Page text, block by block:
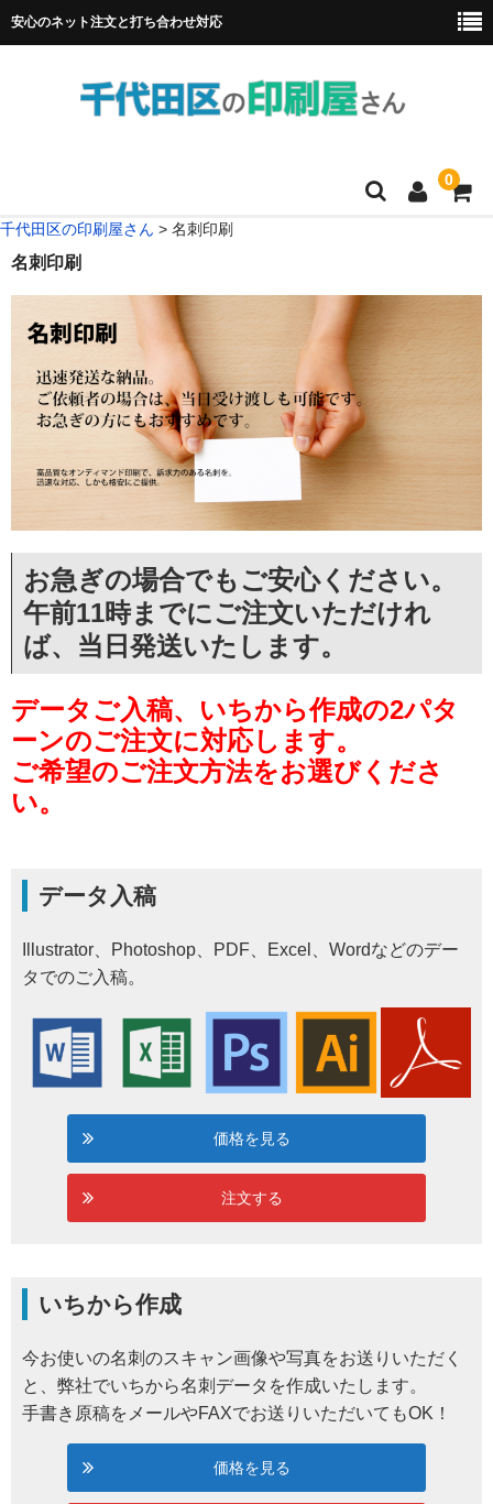
安心のネット注文と打ち合わせ対応
0
フルカラー冊子印刷
チラシ
名刺
リーフレット
ポスター
データの作り方
お問い合わせ
千代田区の印刷屋さん > 名刺印刷
名刺印刷
お急ぎの場合でもご安心ください。
午前11時までにご注文いただけれ
ば、当日発送いたします。
データご入稿、いちから作成の2パタ
ーンのご注文に対応します。
ご希望のご注文方法をお選びくださ
い。
データ入稿
Illustrator、Photoshop、PDF、Excel、Wordなどのデー
タでのご入稿。
価格を見る
注文する
いちから作成
今お使いの名刺のスキャン画像や写真をお送りいただく
と、弊社でいちから名刺データを作成いたします。
手書き原稿をメールやFAXでお送りいただいてもOK！
価格を見る